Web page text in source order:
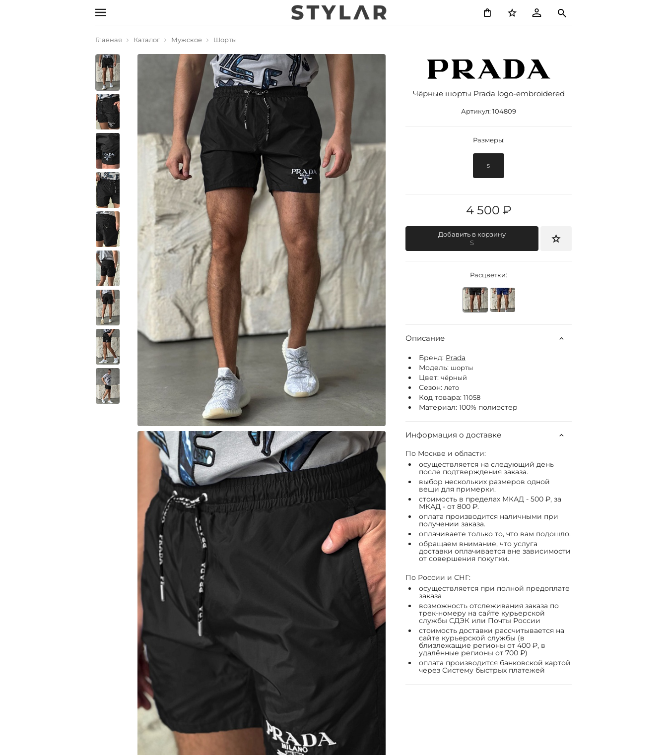
Главная Каталог Мужское Шорты
Чёрные шорты Prada logo-embroidered
Артикул: 104809
Размеры:
S
4 500 ₽
Добавить в корзину
S
Расцветки:
Описание
Бренд: Prada
Модель: шорты
Цвет: чёрный
Сезон: лето
Код товара: 11058
Материал: 100% полиэстер
Информация о доставке
По Москве и области:
осуществляется на следующий день
после подтверждения заказа.
выбор нескольких размеров одной
вещи для примерки.
стоимость в пределах МКАД - 500 ₽, за
МКАД - от 800 ₽.
оплата производится наличными при
получении заказа.
оплачиваете только то, что вам подошло.
обращаем внимание, что услуга
доставки оплачивается вне зависимости
от совершения покупки.
По России и СНГ:
осуществляется при полной предоплате
заказа
возможность отслеживания заказа по
трек-номеру на сайте курьерской
службы СДЭК или Почты России
стоимость доставки рассчитывается на
сайте курьерской службы (в
близлежащие регионы от 400 ₽, в
удалённые регионы от 700 ₽)
оплата производится банковской картой
через Систему быстрых платежей